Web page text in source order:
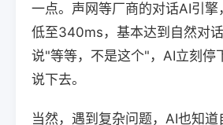
一点。声网等厂商的对话AI引擎
低至340ms，基本达到自然对
说"等等，不是这个"，AI立刻停
说下去。
当然，遇到复杂问题，AI也知道